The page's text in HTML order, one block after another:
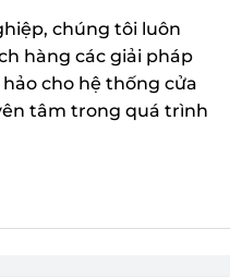
chúng tôi luôn
hàng các giải pháp
cho hệ thống cửa
tâm trong quá trình